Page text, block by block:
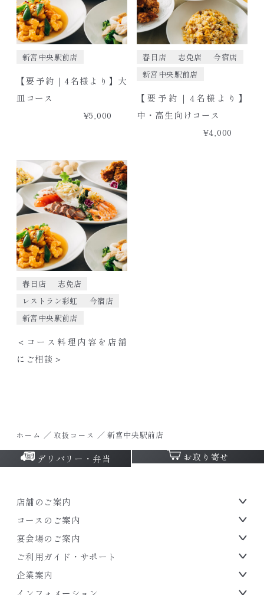
新宮中央駅前店
【要予約｜4名様より】大
皿コース
¥5,000
春日店 志免店
今宿店
新宮中央駅前店
【要予約｜4名様より】
中・高生向けコース
¥4,000
春日店
志免店
レストラン彩虹
今宿店
新宮中央駅前店
＜コース料理内容を店舗
にご相談＞
ホーム ／ 取扱コース ／ 新宮中央駅前店
デリバリー・弁当 お取り寄せ
店舗のご案内
コースのご案内
宴会場のご案内
ご利用ガイド・サポート
企業案内